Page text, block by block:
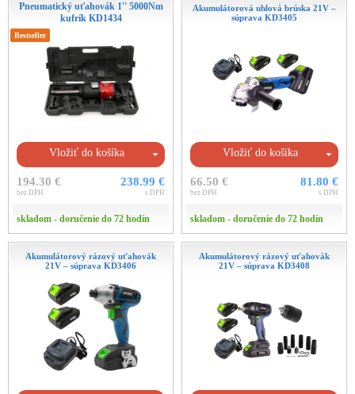
Pneumatický uťahovák 1'' 5000Nm
kufrík KD1434
Bestseller
Vložiť do košíka
194.30 €
bez DPH
238.99 €
s DPH
skladom - doručenie do 72 hodín
Akumulátorová uhlová brúska 21V –
súprava KD3405
Vložiť do košíka
66.50 €
bez DPH
81.80 €
s DPH
skladom - doručenie do 72 hodín
Akumulátorový rázový uťahovák
21V – súprava KD3406
Akumulátorový rázový uťahovák
21V – súprava KD3408